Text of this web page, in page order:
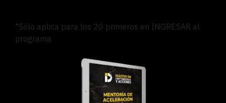
*Sólo aplica para los 20 primeros en INGRESAR al
programa